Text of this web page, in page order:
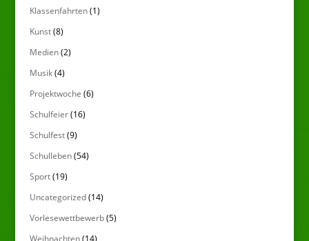
Klassenfahrten(1)
Kunst(8)
Medien(2)
Musik(4)
Projektwoche (6)
Schulfeier(16)
Schulfest(9)
Schulleben(54)
Sport(19)
Uncategorized(14)
Vorlesewettbewerb(5)